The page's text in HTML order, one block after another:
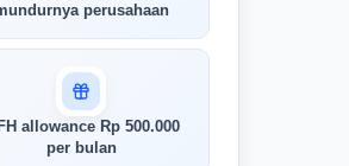
perusahaan
allowance Rp 500.000
per bulan